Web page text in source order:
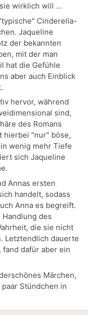
wirklich will ...
Cinderella-
Jaqueline
der bekannten
mit der man
hat die Gefühle
aber auch Einblick
hervor, während
sind,
des Romans
hierbei "nur" böse,
wenig mehr Tiefe
sich Jaqueline
Annas ersten
handelt, sodass
Anna es begreift.
des
die sie nicht
Letztendlich dauerte
dafür aber ein
Märchen,
Stündchen in